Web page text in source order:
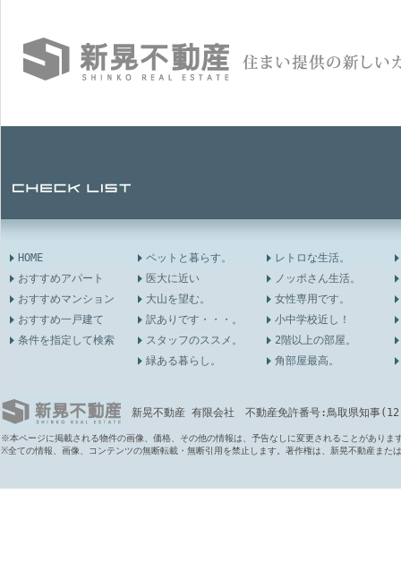
HOME
おすすめアパート
おすすめマンション
おすすめ一戸建て
条件を指定して検索
ペットと暮らす。
医大に近い
大山を望む。
訳ありです・・・。
スタッフのススメ。
緑ある暮らし。
レトロな生活。
ノッポさん生活。
女性専用です。
小中学校近し！
2階以上の部屋。
角部屋最高。
新晃不動産 有限会社 不動産免許番号:鳥取県知事
※本ページに掲載される物件の画像、価格、その他の情報は、予告なしに変更されることがありま
※全ての情報、画像、コンテンツの無断転載・無断引用を禁止します。著作権は、新晃不動産また